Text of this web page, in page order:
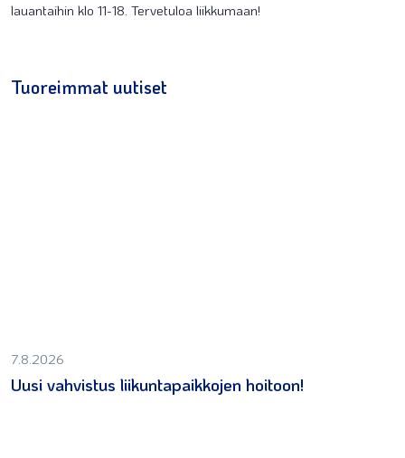
lauantaihin klo 11-18. Tervetuloa liikkumaan!
Tuoreimmat uutiset
7.8.2026
Uusi vahvistus liikuntapaikkojen hoitoon!